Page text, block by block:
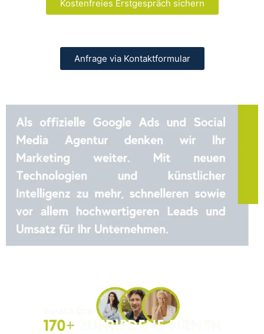
Kostenfreies Erstgespräch sichern
Anfrage via Kontaktformular